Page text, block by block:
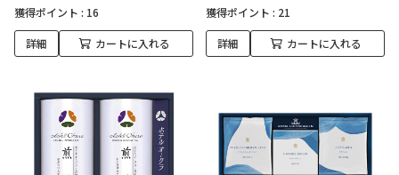
獲得ポイント : 16
詳細 カートに入れる
獲得ポイント : 21
詳細 カートに入れる